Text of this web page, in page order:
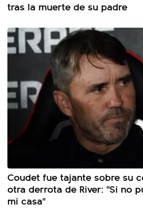
tras la muerte de su padre
Coudet fue tajante sobre su
otra derrota de River: "Si no
mi casa"